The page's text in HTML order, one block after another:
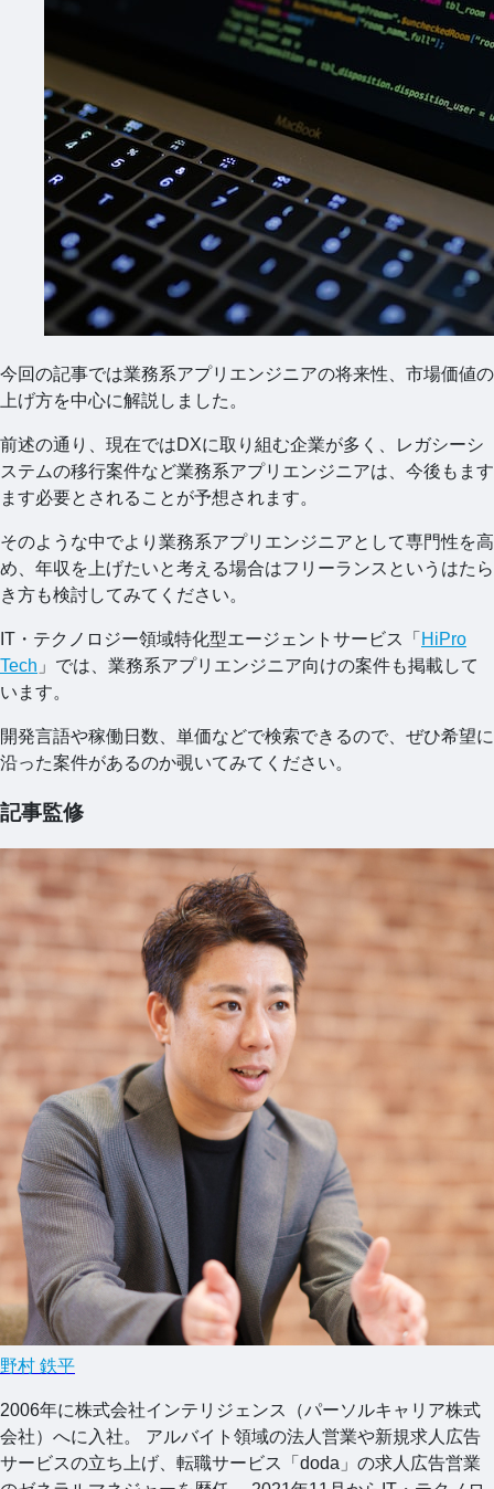
今回の記事では業務系アプリエンジニアの将来性、市場価値の
上げ方を中心に解説しました。
前述の通り、現在ではDXに取り組む企業が多く、レガシーシ
ステムの移行案件など業務系アプリエンジニアは、今後もます
ます必要とされることが予想されます。
そのような中でより業務系アプリエンジニアとして専門性を高
め、年収を上げたいと考える場合はフリーランスというはたら
き方も検討してみてください。
IT・テクノロジー領域特化型エージェントサービス「 HiPro
Tech 」では、業務系アプリエンジニア向けの案件も掲載して
います。
開発言語や稼働日数、単価などで検索できるので、ぜひ希望に
沿った案件があるのか覗いてみてください。
記事監修
野村 鉄平
2006年に株式会社インテリジェンス（パーソルキャリア株式
会社）へに入社。 アルバイト領域の法人営業や新規求人広告
サービスの立ち上げ、転職サービス「doda」の求人広告営業